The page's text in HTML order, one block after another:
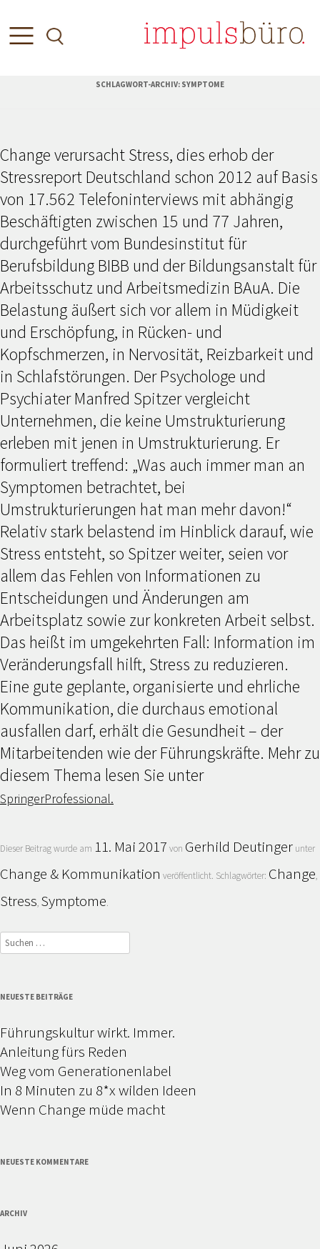
SCHLAGWORT-ARCHIV: SYMPTOME
Change verursacht Stress, dies erhob der
Stressreport Deutschland schon 2012 auf Basis
von 17.562 Telefoninterviews mit abhängig
Beschäftigten zwischen 15 und 77 Jahren,
durchgeführt vom Bundesinstitut für
Berufsbildung BIBB und der Bildungsanstalt für
Arbeitsschutz und Arbeitsmedizin BAuA. Die
Belastung äußert sich vor allem in Müdigkeit
und Erschöpfung, in Rücken- und
Kopfschmerzen, in Nervosität, Reizbarkeit und
in Schlafstörungen. Der Psychologe und
Psychiater Manfred Spitzer vergleicht
Unternehmen, die keine Umstrukturierung
erleben mit jenen in Umstrukturierung. Er
formuliert treffend: „Was auch immer man an
Symptomen betrachtet, bei
Umstrukturierungen hat man mehr davon!“
Relativ stark belastend im Hinblick darauf, wie
Stress entsteht, so Spitzer weiter, seien vor
allem das Fehlen von Informationen zu
Entscheidungen und Änderungen am
Arbeitsplatz sowie zur konkreten Arbeit selbst.
Das heißt im umgekehrten Fall: Information im
Veränderungsfall hilft, Stress zu reduzieren.
Eine gute geplante, organisierte und ehrliche
Kommunikation, die durchaus emotional
ausfallen darf, erhält die Gesundheit – der
Mitarbeitenden wie der Führungskräfte. Mehr zu
diesem Thema lesen Sie unter
SpringerProfessional.
Dieser Beitrag wurde am 11. Mai 2017 von Gerhild Deutinger unter
Change & Kommunikation veröffentlicht. Schlagwörter: Change,
Stress, Symptome.
Suchen
nach:
NEUESTE BEITRÄGE
Führungskultur wirkt. Immer.
Anleitung fürs Reden
Weg vom Generationenlabel
In 8 Minuten zu 8*x wilden Ideen
Wenn Change müde macht
NEUESTE KOMMENTARE
ARCHIV